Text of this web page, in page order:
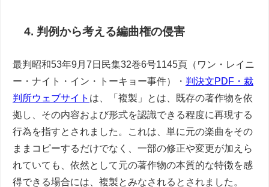
4. 判例から考える編曲権の侵害
最判昭和53年9月7日民集32巻6号1145頁（ワン・レイニ
ー・ナイト・イン・トーキョー事件）・ 判決文PDF・裁
判所ウェブサイト は、「複製」とは、既存の著作物を依
拠し、その内容および形式を認識できる程度に再現する
行為を指すとされました。これは、単に元の楽曲をその
ままコピーするだけでなく、一部の修正や変更が加えら
れていても、依然として元の著作物の本質的な特徴を感
得できる場合には、複製とみなされるとされました。